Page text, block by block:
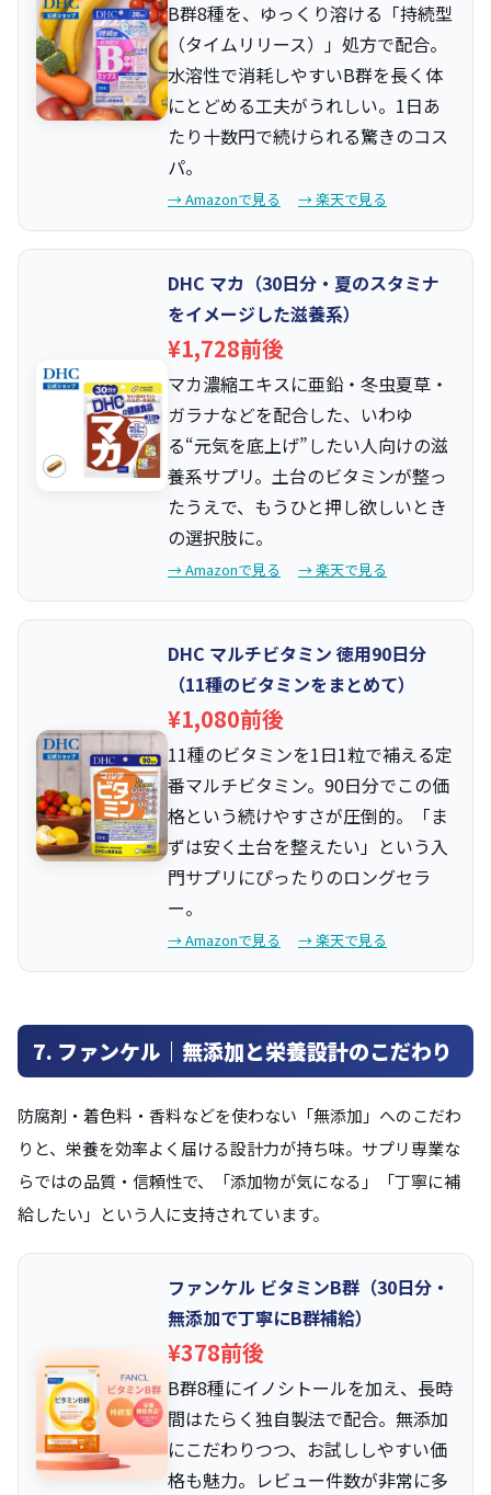
B群8種を、ゆっくり溶ける「持続型
（タイムリリース）」処方で配合。
水溶性で消耗しやすいB群を長く体
にとどめる工夫がうれしい。1日あ
たり十数円で続けられる驚きのコス
パ。
→ Amazonで見る → 楽天で見る
DHC マカ（30日分・夏のスタミナ
をイメージした滋養系）
¥1,728前後
マカ濃縮エキスに亜鉛・冬虫夏草・
ガラナなどを配合した、いわゆ
る“元気を底上げ”したい人向けの滋
養系サプリ。土台のビタミンが整っ
たうえで、もうひと押し欲しいとき
の選択肢に。
→ Amazonで見る → 楽天で見る
DHC マルチビタミン 徳用90日分
（11種のビタミンをまとめて）
¥1,080前後
11種のビタミンを1日1粒で補える定
番マルチビタミン。90日分でこの価
格という続けやすさが圧倒的。「ま
ずは安く土台を整えたい」という入
門サプリにぴったりのロングセラ
ー。
→ Amazonで見る → 楽天で見る
7. ファンケル｜無添加と栄養設計のこだわり
防腐剤・着色料・香料などを使わない「無添加」へのこだわ
りと、栄養を効率よく届ける設計力が持ち味。サプリ専業な
らではの品質・信頼性で、「添加物が気になる」「丁寧に補
給したい」という人に支持されています。
ファンケル ビタミンB群（30日分・
無添加で丁寧にB群補給）
¥378前後
B群8種にイノシトールを加え、長時
間はたらく独自製法で配合。無添加
にこだわりつつ、お試ししやすい価
格も魅力。レビュー件数が非常に多